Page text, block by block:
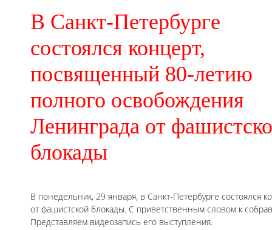
В Санкт-Петербурге
состоялся концерт,
посвященный 80-летию
полного освобождения
Ленинграда от
блокады
В понедельник, 29 января, в Санкт-Петербурге
от фашистской блокады. С приветственным словом к
Представляем видеозапись его выступления.